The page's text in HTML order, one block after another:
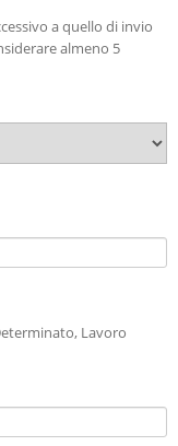
a quello di invio
almeno 5
Lavoro